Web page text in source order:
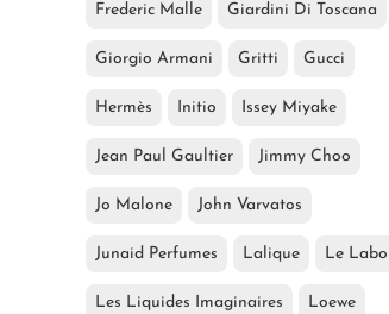
Frederic Malle Giardini Di Toscana
Giorgio Armani Gritti Gucci
Hermès Initio Issey Miyake
Jean Paul Gaultier Jimmy Choo
Jo Malone John Varvatos
Junaid Perfumes Lalique Le Labo
Les Liquides Imaginaires Loewe